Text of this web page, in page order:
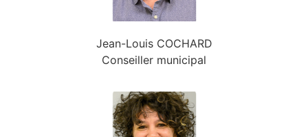
Jean-Louis COCHARD
Conseiller municipal